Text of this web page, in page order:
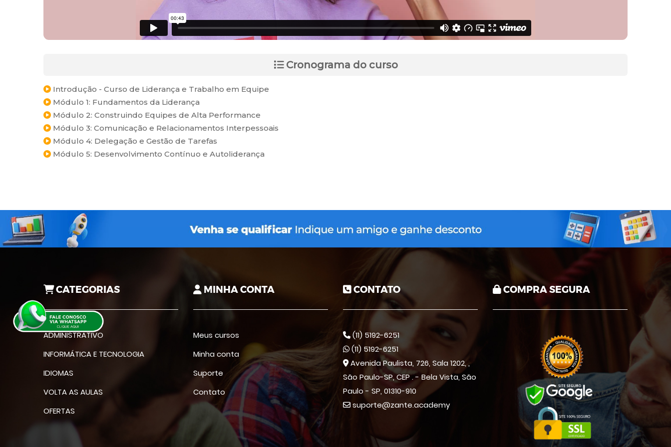
Cronograma do curso
Introdução - Curso de Liderança e Trabalho em Equipe
Módulo 1: Fundamentos da Liderança
Módulo 2: Construindo Equipes de Alta Performance
Módulo 3: Comunicação e Relacionamentos Interpessoais
Módulo 4: Delegação e Gestão de Tarefas
Módulo 5: Desenvolvimento Contínuo e Autoliderança
CATEGORIAS
ADMINISTRATIVO
INFORMÁTICA E TECNOLOGIA
IDIOMAS
VOLTA AS AULAS
OFERTAS
MINHA CONTA
Meus cursos
Minha conta
Suporte
Contato
CONTATO
(11) 5192-6251
(11) 5192-6251
Avenida Paulista, 726, Sala 1202, ,
São Paulo-SP, CEP . - Bela Vista, São
Paulo - SP, 01310-910
suporte@zante.academy
COMPRA SEGURA